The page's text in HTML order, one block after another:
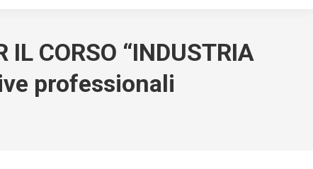
IL CORSO “INDUSTRIA
professionali